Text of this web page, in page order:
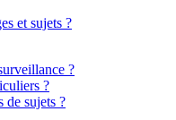
et sujets ?
?
?
de sujets ?